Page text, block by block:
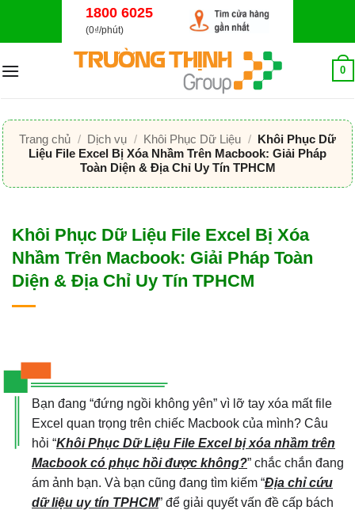
dung
1800 6025
(0₫/phút)
0
Trang chủ / Dịch vụ / Khôi Phục Dữ Liệu / Khôi Phục Dữ
Liệu File Excel Bị Xóa Nhầm Trên Macbook: Giải Pháp
Toàn Diện & Địa Chỉ Uy Tín TPHCM
Khôi Phục Dữ Liệu File Excel Bị Xóa
Nhầm Trên Macbook: Giải Pháp Toàn
Diện & Địa Chỉ Uy Tín TPHCM
Bạn đang “đứng ngồi không yên” vì lỡ tay xóa mất file
Excel quan trọng trên chiếc Macbook của mình? Câu
hỏi “Khôi Phục Dữ Liệu File Excel bị xóa nhầm trên
Macbook có phục hồi được không?” chắc chắn đang
ám ảnh bạn. Và bạn cũng đang tìm kiếm “Địa chỉ cứu
dữ liệu uy tín TPHCM” để giải quyết vấn đề cấp bách